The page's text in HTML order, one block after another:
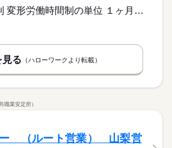
変形労働時間制 変形労働時間制の単位 １ヶ月単位 就業時間１ 7時00分〜16時30分 就業時間に関する特記事項 週４４時間特例事業場
見る （ハローワークより転載）
職業安定所）
ー （ルート営業） 山梨営